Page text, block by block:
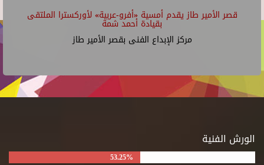
قصر الأمير طاز يقدم أمسية «أفرو-عربية» لأوركسترا الملتقى
بقيادة أحمد شمة
مركز الإبداع الفنى بقصر الأمير طاز
الورش الفنية
53.25%